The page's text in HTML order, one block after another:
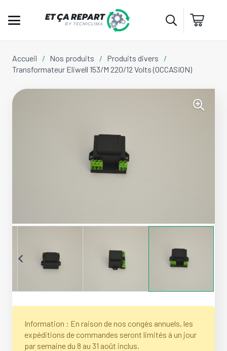
Accueil / Nos produits / Produits divers
/
Transformateur Eliwell 153/M 220/12 Volts (OCCASION)
Information : En raison de nos congés annuels, les
expéditions de commandes seront limités à un jour
par semaine du 8 au 31 août inclus.